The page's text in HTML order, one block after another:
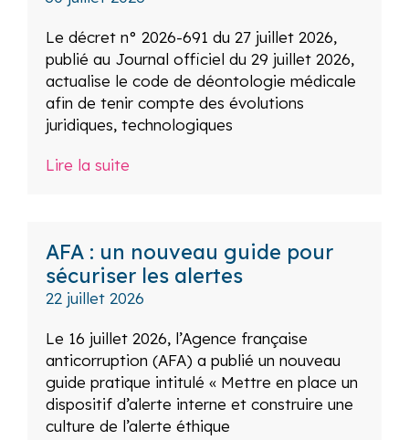
Le décret n° 2026-691 du 27 juillet 2026,
publié au Journal officiel du 29 juillet 2026,
actualise le code de déontologie médicale
afin de tenir compte des évolutions
juridiques, technologiques
Lire la suite
AFA : un nouveau guide pour
sécuriser les alertes
22 juillet 2026
Le 16 juillet 2026, l’Agence française
anticorruption (AFA) a publié un nouveau
guide pratique intitulé « Mettre en place un
dispositif d’alerte interne et construire une
culture de l’alerte éthique